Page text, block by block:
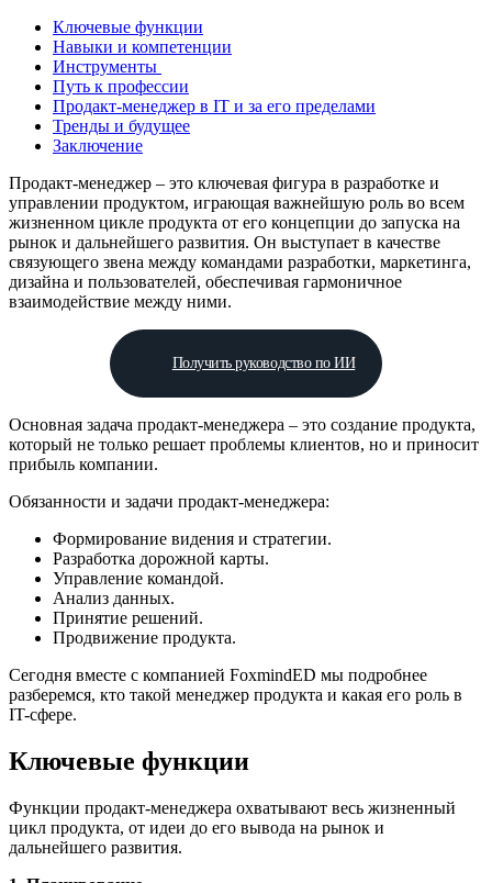
Ключевые функции
Навыки и компетенции
Инструменты
Путь к профессии
Продакт-менеджер в IT и за его пределами
Тренды и будущее
Заключение
Продакт-менеджер – это ключевая фигура в разработке и
управлении продуктом, играющая важнейшую роль во всем
жизненном цикле продукта от его концепции до запуска на
рынок и дальнейшего развития. Он выступает в качестве
связующего звена между командами разработки, маркетинга,
дизайна и пользователей, обеспечивая гармоничное
взаимодействие между ними.
Получить руководство по ИИ
Основная задача продакт-менеджера – это создание продукта,
который не только решает проблемы клиентов, но и приносит
прибыль компании.
Обязанности и задачи продакт-менеджера:
Формирование видения и стратегии.
Разработка дорожной карты.
Управление командой.
Анализ данных.
Принятие решений.
Продвижение продукта.
Сегодня вместе с компанией FoxmindED мы подробнее
разберемся, кто такой менеджер продукта и какая его роль в
IT-сфере.
Ключевые функции
Функции продакт-менеджера охватывают весь жизненный
цикл продукта, от идеи до его вывода на рынок и
дальнейшего развития.